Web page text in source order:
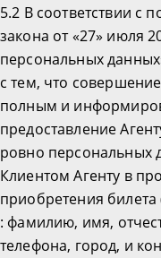
5.2 В соответствии с
закона от «27» июля
персональных
с тем, что
полным и
предоставление
ровно персональных
Клиентом Агенту в
приобретения
: фамилию, имя,
телефона, город, и